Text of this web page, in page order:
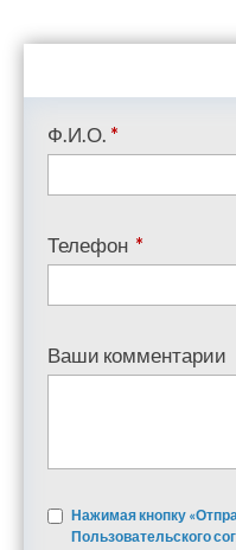
Ф.И.О. *
Телефон *
Ваши комментарии
Нажимая кнопку
Пользовательского